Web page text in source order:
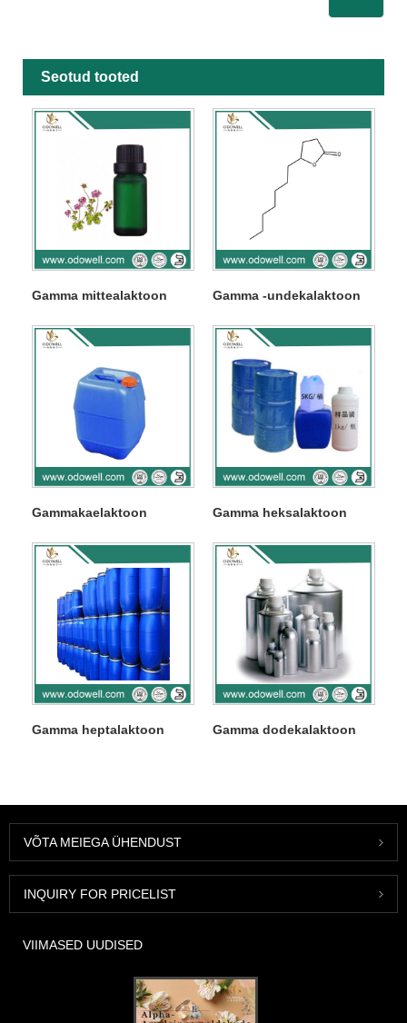
Seotud tooted
Gamma mittealaktoon Gamma -undekalaktoon
Gammakaelaktoon Gamma heksalaktoon
Gamma heptalaktoon Gamma dodekalaktoon
VÕTA MEIEGA ÜHENDUST
INQUIRY FOR PRICELIST
VIIMASED UUDISED